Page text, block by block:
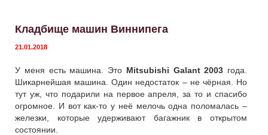
Кладбище машин Виннипега
21.01.2018
У меня есть машина. Это Mitsubishi Galant 2003 года.
Шикарнейшая машина. Один недостаток – не чёрная. Но
тут уж, что подарили на первое апреля, за то и спасибо
огромное. И вот как-то у неё мелочь одна поломалась –
железки, которые удерживают багажник в открытом
состоянии.